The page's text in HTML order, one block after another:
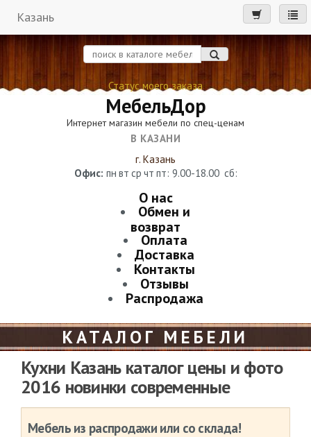
Казань
Статус моего заказа
МебельДор
Интернет магазин мебели по спец-ценам
В КАЗАНИ
г. Казань
Офис: пн вт ср чт пт: 9.00-18.00 сб:
О нас
Обмен и
возврат
Оплата
Доставка
Контакты
Отзывы
Распродажа
КАТАЛОГ МЕБЕЛИ
Кухни Казань каталог цены и фото
2016 новинки современные
Мебель из распродажи или со склада!